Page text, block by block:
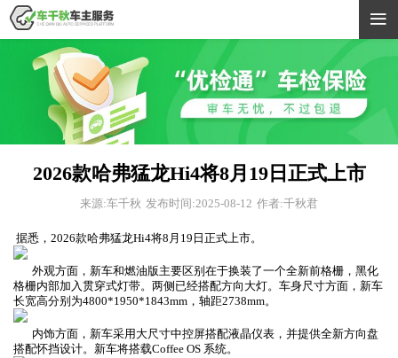

2026款哈弗猛龙Hi4将8月19日正式上市
来源:车千秋 发布时间:2025-08-12 作者:千秋君
据悉，2026款哈弗猛龙Hi4将8月19日正式上市。
外观方面，新车和燃油版主要区别在于换装了一个全新前格栅，黑化
格栅内部加入贯穿式灯带。两侧已经搭配方向大灯。车身尺寸方面，新车
长宽高分别为4800*1950*1843mm，轴距2738mm。
内饰方面，新车采用大尺寸中控屏搭配液晶仪表，并提供全新方向盘
搭配怀挡设计。新车将搭载Coffee OS 系统。